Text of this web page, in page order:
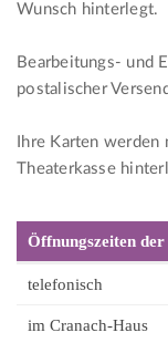
Wunsch hinterlegt.
Bearbeitungs- und
postalischer
Ihre Karten werden
Theaterkasse
Öffnungszeiten
telefonisch
im Cranach-Haus